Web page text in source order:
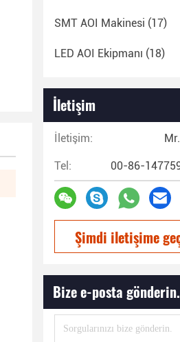
SMT AOI Makinesi (17)
LED AOI Ekipmanı (18)
İletişim
İletişim:
Tel: 00-86-
Şimdi iletişime
Bize e-posta gönderin.